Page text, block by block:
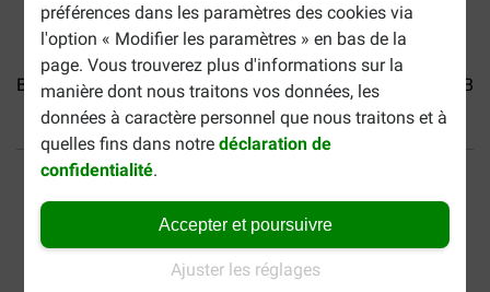
préférences dans les paramètres des cookies via
l'option « Modifier les paramètres » en bas de la
page. Vous trouverez plus d'informations sur la
manière dont nous traitons vos données, les
données à caractère personnel que nous traitons et à
quelles fins dans notredéclaration de
confidentialité.
Accepter et poursuivre
Ajuster les réglages
Brekz Snacks - Saucisse... Brekz Snacks - Spaghetti...
40% moins cher
Paiement sécurisé